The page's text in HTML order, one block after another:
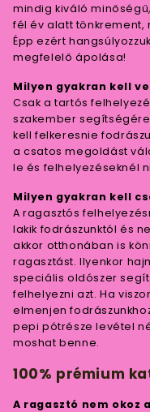
mindig kiváló
fél év alatt
Épp ezért
megfelelő ápolása!
Milyen gyakran kell
Csak a tartós
szakember
kell felkeresnie
a csatos megoldást
le és felhelyezéseknél
Milyen gyakran kell
A ragasztós
lakik fodrászunktól és
akkor otthonában is
ragasztást. Ilyenkor
speciális oldószer
felhelyezni azt. Ha
elmenjen
pepi pótrésze levétel
moshat benne.
100% prémium
A ragasztó nem okoz